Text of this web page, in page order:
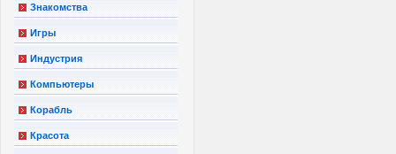
Знакомства
Игры
Индустрия
Компьютеры
Корабль
Красота